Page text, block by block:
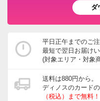
ダ
平日正午までのご
最短で翌日お届け
(対象エリア・対象
送料は880円から。
ディノスのカード
（税込）まで無料！